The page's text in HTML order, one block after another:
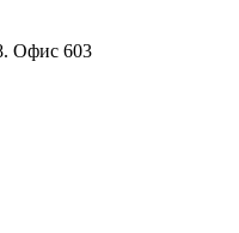
Офис 603